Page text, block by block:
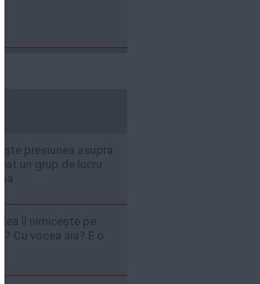
presiunea asupra
un grup de lucru
îl nimicește pe
Cu vocea aia? E o